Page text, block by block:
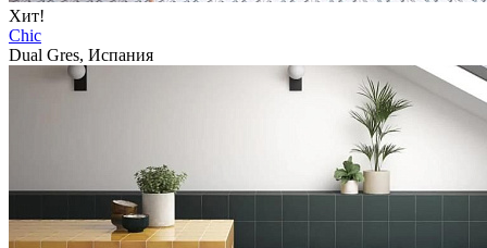
Хит!
Chic
Dual Gres, Испания